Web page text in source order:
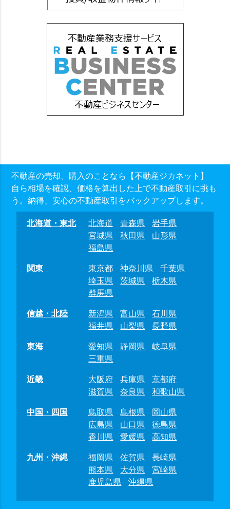
不動産の売却、購入のことなら【不動産ジカネット】
自ら相場を確認、価格を算出した上で不動産取引に挑も
う。納得、安心の不動産取引をバックアップします。
北海道・東北 北海道 青森県
岩手県
宮城県
秋田県
山形県
福島県
関東
東京都 神奈川県
千葉県
埼玉県
茨城県
栃木県
群馬県
信越・北陸
新潟県 富山県
石川県
福井県
山梨県
長野県
東海
愛知県 静岡県
岐阜県
三重県
近畿
大阪府 兵庫県
京都府
滋賀県
奈良県
和歌山県
中国・四国
鳥取県 島根県
岡山県
広島県
山口県
徳島県
香川県
愛媛県
高知県
九州・沖縄
福岡県 佐賀県
長崎県
熊本県
大分県
宮崎県
鹿児島県
沖縄県